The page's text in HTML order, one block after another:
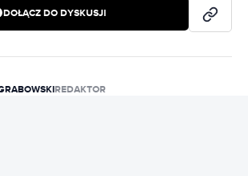
DOŁĄCZ DO DYSKUSJI
REDAKTOR